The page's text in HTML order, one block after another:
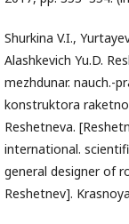
Shurkina V.I.,
Alashkevich Yu.D.
mezhdunar. nauch.-
konstruktora
Reshetneva.
international.
general designer of
Reshetnev].